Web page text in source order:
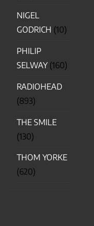
NIGEL
GODRICH (10)
PHILIP
SELWAY(160)
RADIOHEAD
(893)
THE SMILE
(130)
THOM YORKE
(620)